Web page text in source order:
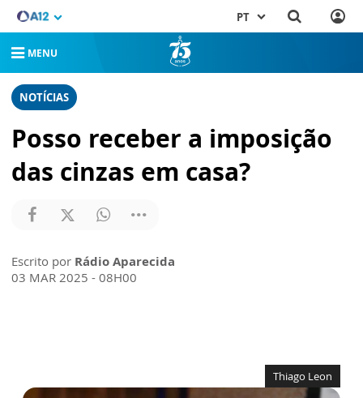
PT
MENU
NOTÍCIAS
Posso receber a imposição
das cinzas em casa?
Escrito por Rádio Aparecida
03 MAR 2025 - 08H00
Thiago Leon